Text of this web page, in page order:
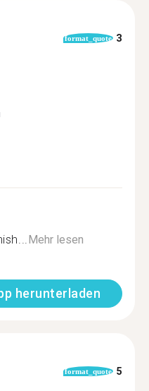
format_quote 3
Mehr lesen
herunterladen
format_quote 5